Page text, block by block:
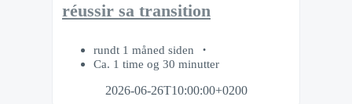
réussir sa transition
rundt 1 måned siden
Ca. 1 time og 30 minutter
2026-06-26T10:00:00+0200